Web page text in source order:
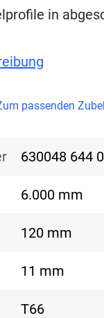
in
passenden
630048 644
6.000 mm
120 mm
11 mm
T66